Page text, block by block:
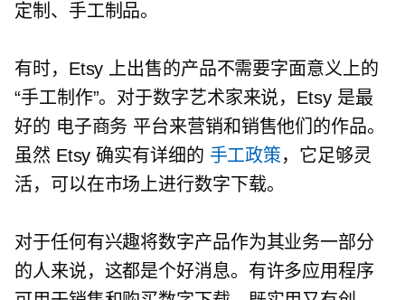
定制、手工制品。
有时，Etsy 上出售的产品不需要字面意义上的
“手工制作”。对于数字艺术家来说，Etsy 是最
好的 电子商务 平台来营销和销售他们的作品。
虽然 Etsy 确实有详细的 手工政策，它足够灵
活，可以在市场上进行数字下载。
对于任何有兴趣将数字产品作为其业务一部分
的人来说，这都是个好消息。有许多应用程序